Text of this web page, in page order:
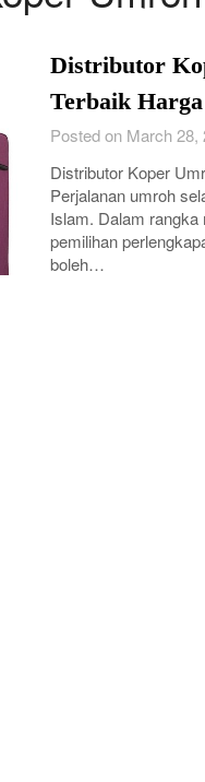
Distributor
Terbaik
Posted on March 28,
Distributor Koper
Perjalanan umroh
Islam. Dalam rangka
pemilihan
boleh…